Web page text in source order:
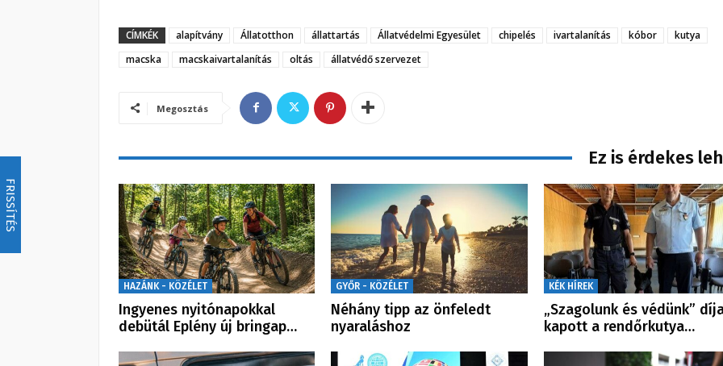
FRISSÍTÉS
CÍMKÉK alapítvány Állatotthon állattartás Állatvédelmi Egyesület chipelés ivartalanítás kóbor
kutya
macska
macskaivartalanítás oltás állatvédő szervezet
Megosztás
Ez is érdekes
HAZÁNK - KÖZÉLET
Ingyenes nyitónapokkal
debütál Eplény új bringap…
GYŐR - KÖZÉLET
Néhány tipp az önfeledt
nyaraláshoz
KÉK HÍREK
„Szagolunk és védünk”
kapott a rendőrkutya…